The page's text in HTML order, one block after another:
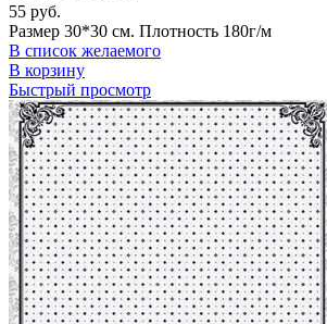
55 руб.
Размер 30*30 см. Плотность 180г/м
В список желаемого
В корзину
Быстрый просмотр